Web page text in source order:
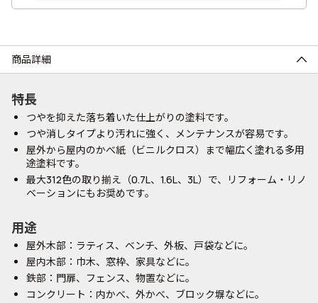
商品詳細
特長
つやを抑えた落ち着いた仕上がりの塗料です。
つや消しタイプより汚れに強く、メンテナンスが容易です。
屋外から屋内のかべ紙（ビニルクロス）まで幅広く塗れる多用
途塗料です。
最大312色の取り揃え（0.7L、1.6L、3L）で、リフォーム・リノ
ベーションにもお奨めです。
用途
屋外木部：ラティス、ベンチ、外板、戸袋などに。
屋内木部：巾木、窓枠、家具などに。
鉄部：門扉、フェンス、物置などに。
コンクリート：内かべ、外かべ、ブロック塀などに。